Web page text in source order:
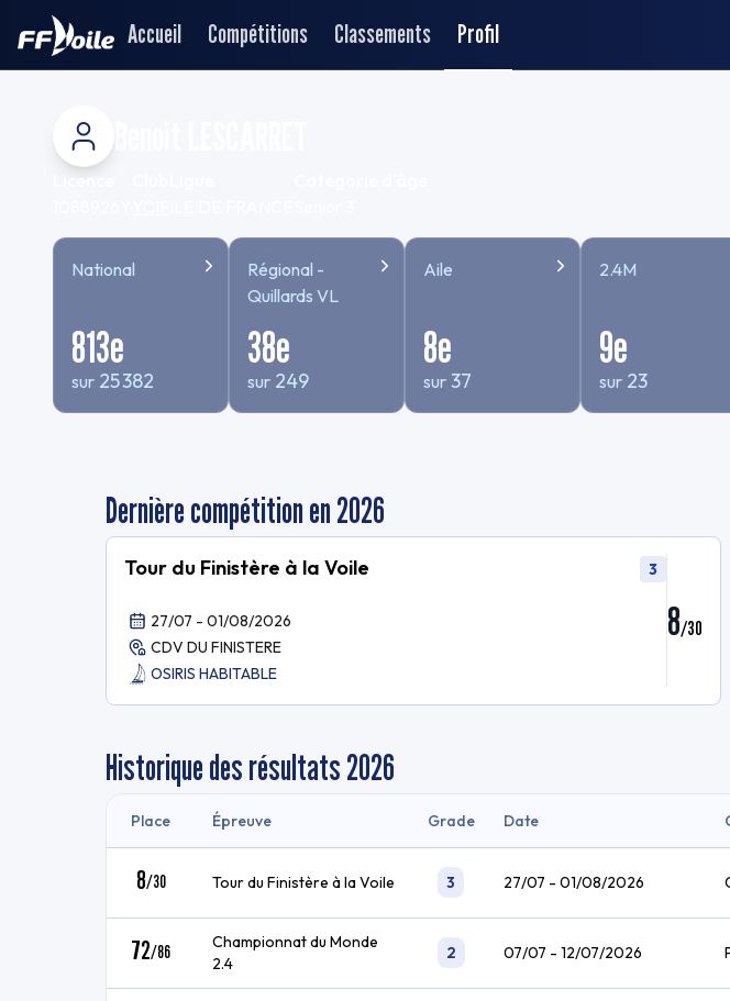
Accueil Compétitions Classements Profil
National
813e
sur 25 382
Régional -
Quillards VL
38e
sur 249
Aile
8e
sur 37
2.4M
9e
sur 23
Dernière compétition en 2026
Tour du Finistère à la Voile 3
27/07 - 01/08/2026
CDV DU FINISTERE
OSIRIS HABITABLE
8/30
Historique des résultats2026
Place Épreuve Grade Date
8/30 Tour du Finistère à la Voile 3 27/07 - 01/08/2026
72/86
Championnat du Monde
2.4
2 07/07 - 12/07/2026